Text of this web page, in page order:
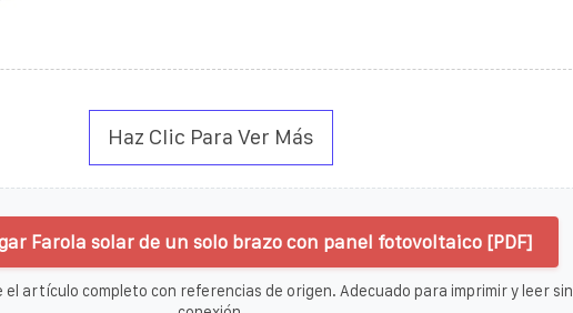
Haz Clic Para Ver Más
Farola solar de un solo brazo con panel fotovoltaico [PDF]
el artículo completo con referencias de origen. Adecuado para imprimir y leer sin